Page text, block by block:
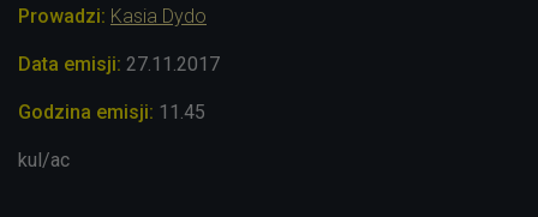
Prowadzi: Kasia Dydo
Data emisji: 27.11 .2017
Godzina emisji: 11.45
kul/ac